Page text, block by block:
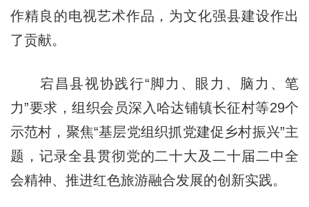
作精良的电视艺术作品，为文化强县建设作出
了贡献。
宕昌县视协践行“脚力、眼力、脑力、笔
力”要求，组织会员深入哈达铺镇长征村等29个
示范村，聚焦“基层党组织抓党建促乡村振兴”主
题，记录全县贯彻党的二十大及二十届二中全
会精神、推进红色旅游融合发展的创新实践。